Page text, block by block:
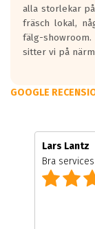
alla storlekar
fräsch lokal,
fälg-
sitter vi på
GOOGLE
Lars Lantz
Bra